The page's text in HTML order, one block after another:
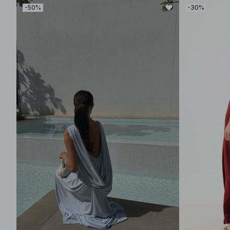
-50% -30%